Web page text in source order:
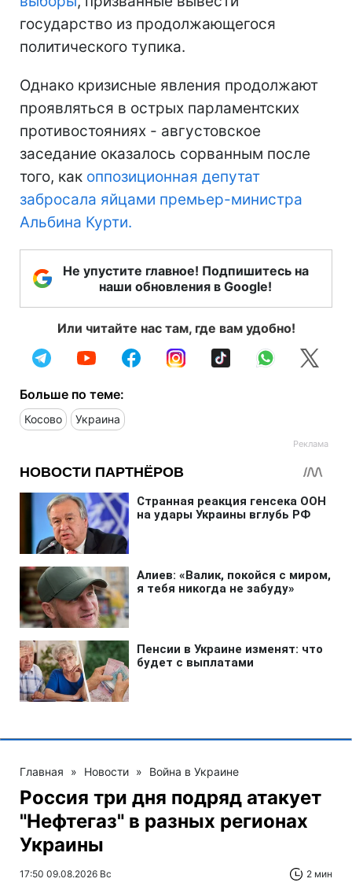
государство из продолжающегося
политического тупика.
Однако кризисные явления продолжают
проявляться в острых парламентских
противостояниях - августовское
заседание оказалось сорванным после
того, как оппозиционная депутат
забросала яйцами премьер-министра
Альбина Курти.
Не упустите главное! Подпишитесь на
наши обновления в Google!
Или читайте нас там, где вам удобно!
Больше по теме:
Косово Украина
Главная » Новости » Война в Украине
Россия три дня подряд атакует
"Нефтегаз" в разных регионах
Украины
17:50 09.08.2026 Вс 2 мин